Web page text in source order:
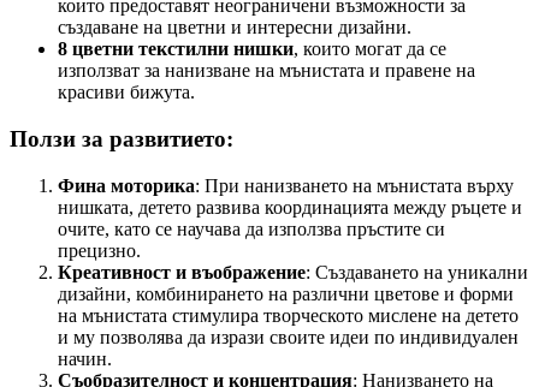
които предоставят неограничени възможности за
създаване на цветни и интересни дизайни.
8 цветни текстилни нишки, които могат да се
използват за нанизване на мънистата и правене на
красиви бижута.
Ползи за развитието:
Фина моторика: При нанизването на мънистата върху
нишката, детето развива координацията между ръцете и
очите, като се научава да използва пръстите си
прецизно.
Креативност и въображение: Създаването на уникални
дизайни, комбинирането на различни цветове и форми
на мънистата стимулира творческото мислене на детето
и му позволява да изрази своите идеи по индивидуален
начин.
Съобразителност и концентрация: Нанизването на